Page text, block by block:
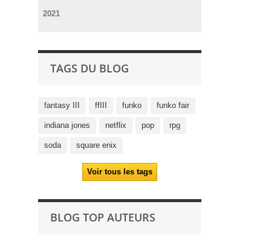
2021
TAGS DU BLOG
fantasy III ffIII funko funko fair
indiana jones netflix pop rpg
soda square enix
Voir tous les tags
BLOG TOP AUTEURS